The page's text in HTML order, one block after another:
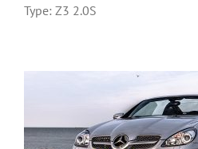
Type: Z3 2.0S